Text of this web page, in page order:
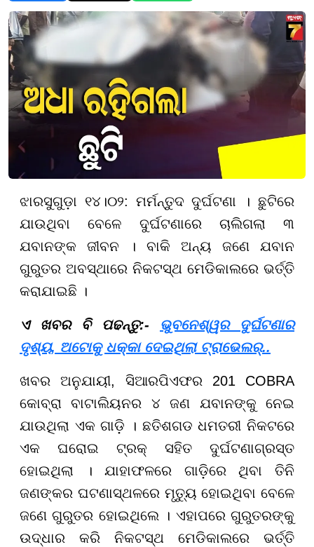
ଝାରସୁଗୁଡ଼ା ୧୪।୦୨: ମର୍ମନ୍ତୁଦ ଦୁର୍ଘଟଣା । ଛୁଟିରେ
ଯାଉଥିବା ବେଳେ ଦୁର୍ଘଟଣାରେ ଚାଲିଗଲା ୩
ଯବାନଙ୍କ ଜୀବନ । ବାକି ଅନ୍ୟ ଜଣେ ଯବାନ
ଗୁରୁତର ଅବସ୍ଥାରେ ନିକଟସ୍ଥ ମେଡିକାଲରେ ଭର୍ତ୍ତି
କରାଯାଇଛି ।
ଏ ଖବର ବି ପଢନ୍ତୁ:- ଭୁବନେଶ୍ୱର ଦୁର୍ଘଟଣାର
ଦୃଶ୍ୟ, ଅଟୋକୁ ଧକ୍କା ଦେଇଥିଲା ଟ୍ରାଭେଲର୍‌..
ଖବର ଅନୁଯାୟୀ, ସିଆରପିଏଫର 201 COBRA
କୋବ୍ରା ବାଟାଲିୟନର ୪ ଜଣ ଯବାନଙ୍କୁ ନେଇ
ଯାଉଥିଲା ଏକ ଗାଡ଼ି । ଛତିଶଗଡ ଧମତରୀ ନିକଟରେ
ଏକ ଘରୋଇ ଟ୍ରକ୍ ସହିତ ଦୁର୍ଘଟଣାଗ୍ରସ୍ତ
ହୋଇଥିଲା । ଯାହାଫଳରେ ଗାଡ଼ିରେ ଥିବା ତିନି
ଜଣଙ୍କର ଘଟଣାସ୍ଥଳରେ ମୃତ୍ୟୁ ହୋଇଥିବା ବେଳେ
ଜଣେ ଗୁରୁତର ହୋଇଥିଲେ । ଏହାପରେ ଗୁରୁତରଙ୍କୁ
ଉଦ୍ଧାର କରି ନିକଟସ୍ଥ ମେଡିକାଲରେ ଭର୍ତ୍ତି